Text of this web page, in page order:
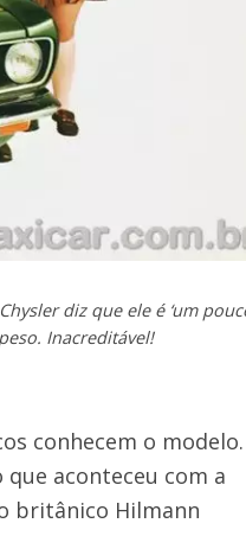
diz que ele é ‘um
Inacreditável!
conhecem o modelo.
aconteceu com a
britânico Hilmann